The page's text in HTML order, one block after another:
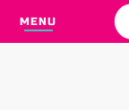
MENU